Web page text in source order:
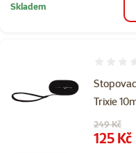
Skladem
Trixie
Původní
249 Kč
Cena
125 Kč